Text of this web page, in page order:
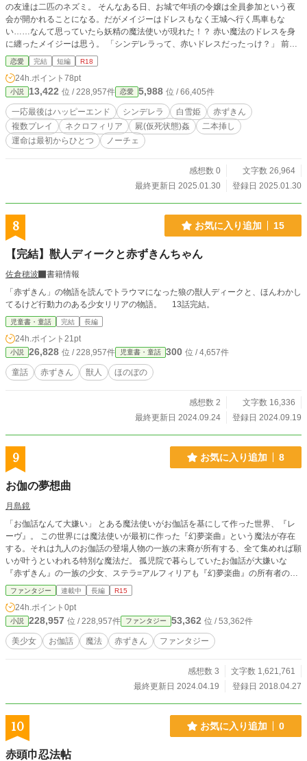
の友達は二匹のネズミ。 そんなある日、お城で年頃の令嬢は全員参加という夜
会が開かれることになる。だがメイジーはドレスもなく王城へ行く馬車もな
い……なんて思っていたら妖精の魔法使いが現れた！？ 赤い魔法のドレスを身
に纏ったメイジーは思う。 「シンデレラって、赤いドレスだったっけ？」 前世
に読んだ童話を思い出しながら自身が転生者だと気付いたメイジーはシンデレラ
として王子と出会うが秒速でベッドに連れ込まれ、婚前交渉にふけりながら再び
思う。 「シンデレラって、こんな話だったかしら？」 戸惑っているメイジーの
前に次に現れたのは七人の小人たち。 そしてやはり思う。 「これ、シンデレラ
じゃないわよね？」 なんとなく覚えているお伽噺の世界に迷いこんだメイジー
の、本当の物語はどれだ！？ ひたすらエッッなことに巻き込まれていくヒロイ
ンの、本当の物語に辿り着くまで。 ※タグ注意です。暗い描写はありませんが
苦手なタグがある場合は自己責任でお願いします。 ※他サイト様でも公開して
恋愛 完結 短編 R18
24h.ポイント 78pt
小説 13,422 位 / 228,957件 恋愛 5,988 位 / 66,405件
一応最後はハッピーエンド シンデレラ 白雪姫
赤ずきん
複数プレイ
ネクロフィリア 屍(仮死状態)姦
二本挿し
運命は最初からひとつ
ノーチェ
感想数 0
文字数 26,964
最終更新日 2025.01.30
登録日 2025.01.30
8 お気に入り追加 15
【完結】獣人ディークと赤ずきんちゃん
佐倉穂波
書籍情報
「赤ずきん」の物語を読んでトラウマになった狼の獣人ディークと、ほんわかし
てるけど行動力のある少女リリアの物語。 13話完結。
児童書・童話 完結 長編
24h.ポイント 21pt
小説 26,828 位 / 228,957件 児童書・童話 300 位 / 4,657件
童話 赤ずきん 獣人 ほのぼの
感想数 2
文字数 16,336
最終更新日 2024.09.24
登録日 2024.09.19
9 お気に入り追加 8
お伽の夢想曲
月島鏡
「お伽話なんて大嫌い」 とある魔法使いがお伽話を基にして作った世界、『レ
ーヴ』。 この世界には魔法使いが最初に作った『幻夢楽曲』という魔法が存在
する。それは九人のお伽話の登場人物の一族の末裔が所有する、全て集めれば願
いが叶うといわれる特別な魔法だ。 孤児院で暮らしていたお伽話が大嫌いな
『赤ずきん』の一族の少女、ステラ=アルフィリアも『幻夢楽曲』の所有者の一
人だった。 ある日、ステラの元に『魔神の庭』というギルドに所属する狼の獣
人、アルジェントが現れ 「あなたは今日から私達の主です」 なんて言い出し
て、ステラはアルジェントに半ば無理矢理連れて行かれてしまいーー⁉︎ 出会い
から始まる、後に永遠を刻むお伽話。 新たな物語が、始まる。
ファンタジー 連載中 長編 R15
24h.ポイント 0pt
小説 228,957 位 / 228,957件 ファンタジー 53,362 位 / 53,362件
美少女 お伽話 魔法 赤ずきん ファンタジー
感想数 3
文字数 1,621,761
最終更新日 2024.04.19
登録日 2018.04.27
10 お気に入り追加 0
赤頭巾忍法帖